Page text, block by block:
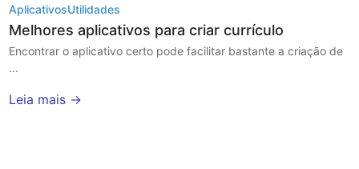
AplicativosUtilidades
Melhores aplicativos para criar currículo
Encontrar o aplicativo certo pode facilitar bastante a criação de
...
Leia mais →